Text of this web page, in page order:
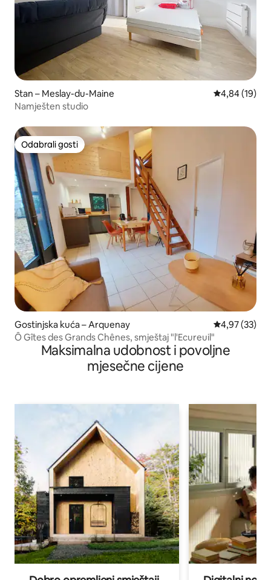
Stan – Meslay-du-Maine Prosječna
4,84 (19)
Namješten studio
Odabrali gosti
Odabrali gosti
Gostinjska kuća – Arquenay Prosječna
4,97 (33)
Ô Gîtes des Grands Chênes, smještaj "l'Ecureuil"
Maksimalna udobnost i povoljne
mjesečne cijene